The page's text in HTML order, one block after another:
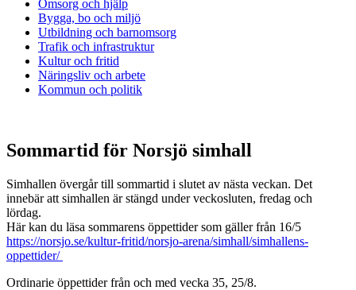
Omsorg och hjälp
Bygga, bo och miljö
Utbildning och barnomsorg
Trafik och infrastruktur
Kultur och fritid
Näringsliv och arbete
Kommun och politik
Sommartid för Norsjö simhall
Simhallen övergår till sommartid i slutet av nästa veckan. Det
innebär att simhallen är stängd under veckosluten, fredag och
lördag.
Här kan du läsa sommarens öppettider som gäller från 16/5
https://norsjo.se/kultur-fritid/norsjo-arena/simhall/simhallens-
oppettider/
Ordinarie öppettider från och med vecka 35, 25/8.